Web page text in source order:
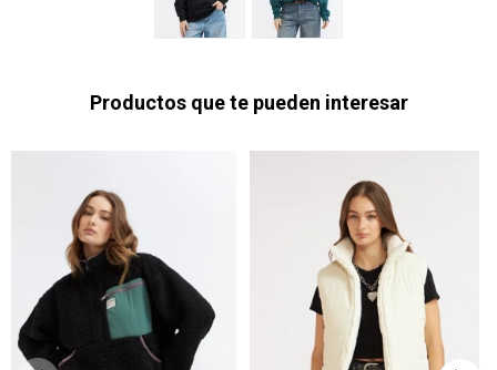
Productos que te pueden interesar